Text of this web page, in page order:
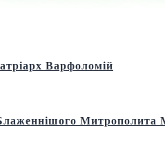
Варфоломій